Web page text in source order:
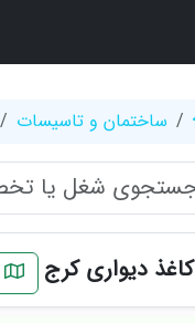
ساختمان و تاسیسات
کاغذ دیواری کرج